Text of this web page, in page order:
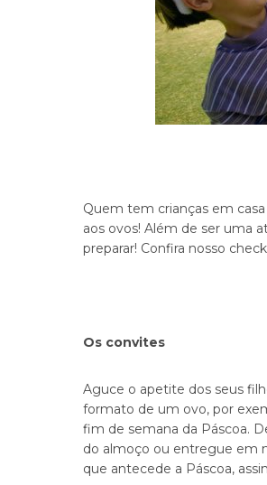
Quem tem crianças em
aos ovos! Além de ser uma
preparar! Confira nosso
Os convites
Aguce o apetite dos seus
formato de um ovo, por
fim de semana da Páscoa.
do almoço ou entregue em
que antecede a Páscoa,